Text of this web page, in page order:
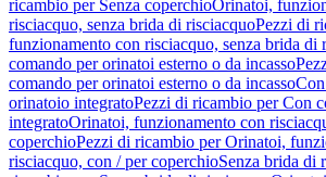
ricambio per Senza coperchioOrinatoi,
risciacquo, senza brida di risciacquoPezzi di
funzionamento con risciacquo, senza brida di
comando per orinatoi esterno o da incasso
comando per orinatoi esterno o da incasso
orinatoio integratoPezzi di ricambio per Con
integratoOrinatoi, funzionamento con
coperchioPezzi di ricambio per Orinatoi,
risciacquo, con / per coperchioSenza brida di